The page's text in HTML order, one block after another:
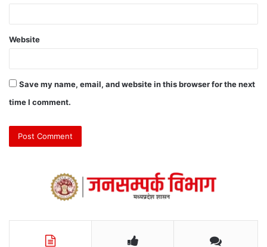
Website
Save my name, email, and website in this browser for the next
time I comment.